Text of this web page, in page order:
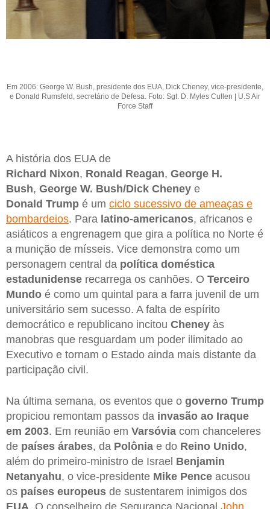
Em 2006: George W. Bush, presidente dos EUA, Dick Cheney, vice-presidente,
e Donald Rumsfeld, secretário de Defesa. Foto: Sgt. D. Myles Cullen | U.S Air
Force Staff
A história dos EUA de
Richard Nixon, Ronald Reagan, George H.
Bush, George W. Bush/Dick Cheney e
Donald Trump é um ciclo sucessivo de ameaças e
bombardeios. Para latino-americanos, africanos e
asiáticos a engrenagem que gira a política no Norte é
a munição de mísseis. Vice demonstra como um
personagem central da política doméstica
estadunidense recarrega os canhões. O Terceiro
Mundo é como um quintal para a farra juvenil de um
universitário sem sucesso. A falta de espírito
democrático e republicano incitou Cheney às
manobras que resguardam um poder ilimitado ao
Executivo e tornam o Estado ainda mais distante da
participação civil.
Na última semana, os eventos que o governo Trump
propiciou remontam passos da invasão ao Iraque
em 2003. Em reunião em Varsóvia com chanceleres
de países árabes, da Polônia e do Reino Unido,
além do primeiro-ministro de Israel Benjamin
Netanyahu, o vice-presidente Mike Pence acusou
os países europeus de sustentarem inimigos dos
EUA. O conselheiro de Segurança Nacional John